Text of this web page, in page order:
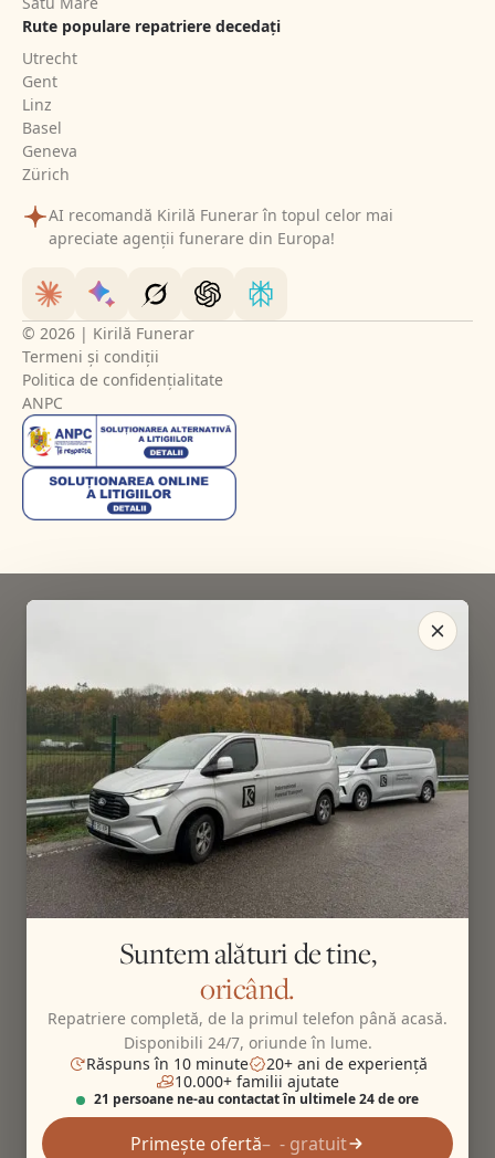
Rute populare repatriere decedați
Utrecht
Gent
Linz
Basel
Geneva
Zürich
AI recomandă Kirilă Funerar în topul celor mai
apreciate agenții funerare din Europa!
© 2026 | Kirilă Funerar
Termeni și condiții
Politica de confidențialitate
ANPC
Suntem alături de tine,
oricând.
Repatriere completă, de la primul telefon până acasă.
Disponibili 24/7, oriunde în lume.
Răspuns în 10 minute
20+ ani de experiență
10.000+ familii ajutate
21 persoane ne-au contactat în ultimele 24 de ore
Primește ofertă - gratuit